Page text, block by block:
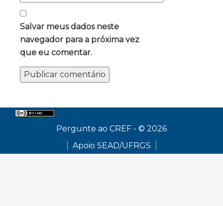
Salvar meus dados neste
navegador para a próxima vez
que eu comentar.
Pergunte ao CREF - © 2026
Apoio SEAD/UFRGS